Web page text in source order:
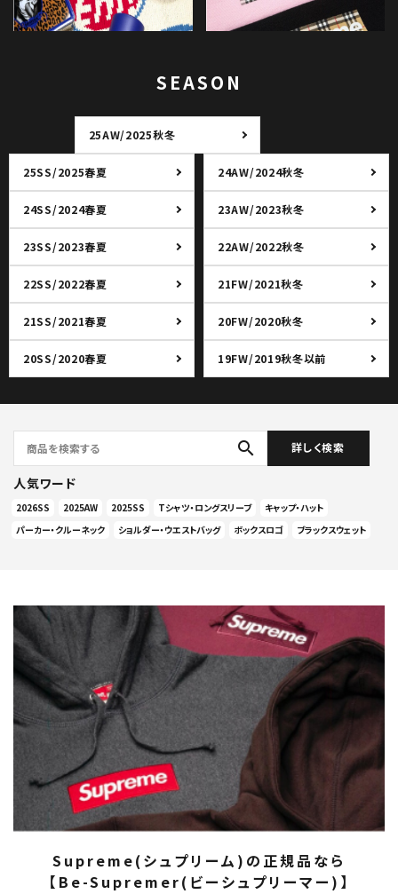
SEASON
25AW/2025秋冬
25SS/2025春夏 24AW/2024秋冬
24SS/2024春夏 23AW/2023秋冬
23SS/2023春夏 22AW/2022秋冬
22SS/2022春夏 21FW/2021秋冬
21SS/2021春夏 20FW/2020秋冬
20SS/2020春夏 19FW/2019秋冬以前
search 詳しく検索
人気ワード
2026SS 2025AW 2025SS Tシャツ・ロングスリーブ
キャップ・ハット
パーカー・クルーネック
ショルダー・ウエストバッグ ボックスロゴ ブラックスウェット
Supreme(シュプリーム)の正規品なら
【Be-Supremer(ビーシュプリーマー)】